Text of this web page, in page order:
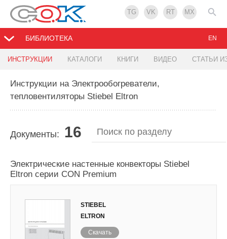
TG VK RT MX
БИБЛИОТЕКА
ИНСТРУКЦИИ КАТАЛОГИ КНИГИ ВИДЕО СТАТЬИ
EN
Инструкции на Электрообогреватели,
тепловентиляторы Stiebel Eltron
Документы: 16
Электрические настенные конвекторы Stiebel
Eltron серии CON Premium
STIEBEL
ELTRON
Скачать